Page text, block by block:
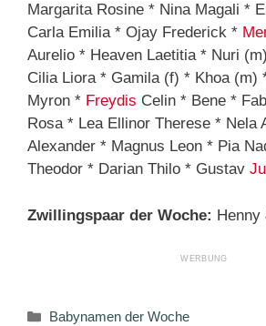
Margarita Rosine * Nina Magali *
Carla Emilia * Ojay Frederick *
Aurelio * Heaven Laetitia * Nuri
Cilia Liora * Gamila (f) * Khoa (m)
Myron * Freydis Celin * Bene *
Rosa * Lea Ellinor Therese * Nela
Alexander * Magnus Leon * Pia
Theodor * Darian Thilo * Gustav
Zwillingspaar der Woche: Henny
Kategorien
Babynamen der Woche